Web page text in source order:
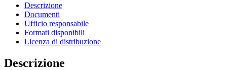
Descrizione
Documenti
Ufficio responsabile
Formati disponibili
Licenza di distribuzione
Descrizione